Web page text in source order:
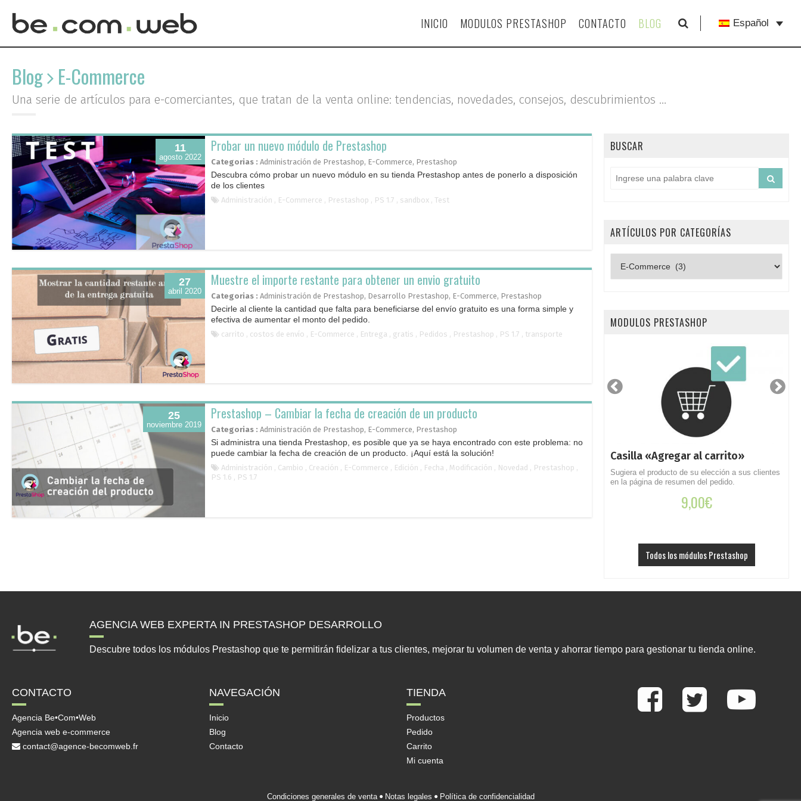
content
INICIO MODULOS PRESTASHOP CONTACTO BLOG Español
Blog E-Commerce
Una serie de artículos para e-comerciantes, que tratan de la venta online: tendencias, novedades, consejos, descubrimientos …
11
agosto 2022
Probar un nuevo módulo de Prestashop
Categorias : Administración de Prestashop, E-Commerce, Prestashop
Descubra cómo probar un nuevo módulo en su tienda Prestashop antes de ponerlo a disposición
de los clientes
Administración , E-Commerce , Prestashop , PS 1.7 , sandbox ,Test
27
abril 2020
Muestre el importe restante para obtener un envio gratuito
Categorias : Administración de Prestashop, Desarrollo Prestashop, E-Commerce, Prestashop
Decirle al cliente la cantidad que falta para beneficiarse del envío gratuito es una forma simple y
efectiva de aumentar el monto del pedido.
carrito , costos de envío , E-Commerce , Entrega , gratis , Pedidos , Prestashop , PS 1.7 , transporte
25
noviembre 2019
Prestashop – Cambiar la fecha de creación de un producto
Categorias : Administración de Prestashop, E-Commerce, Prestashop
Si administra una tienda Prestashop, es posible que ya se haya encontrado con este problema: no
puede cambiar la fecha de creación de un producto. ¡Aquí está la solución!
Administración , Cambio , Creación , E-Commerce , Edición , Fecha , Modificación , Novedad , Prestashop ,
PS 1.6 , PS 1.7
BUSCAR
ARTÍCULOS POR CATEGORÍAS
por
MODULOS PRESTASHOP
Todos los módulos Prestashop
Asesoramiento de producto por
cuestionario Avanzado
Backup de la base de datos por e-
mail
Casilla «Agregar al carrito»
Sugiera el producto de su elección a sus clientes
en la página de resumen del pedido.
9,00€
AGENCIA WEB EXPERTA IN PRESTASHOP DESARROLLO
Descubre todos los módulos Prestashop que te permitirán fidelizar a tus clientes, mejorar tu volumen de venta y ahorrar tiempo para gestionar tu tienda online.
CONTACTO
Agencia Be•Com•Web
Agencia web e-commerce
contact@agence-becomweb.fr
NAVEGACIÓN
Inicio
Blog
Contacto
TIENDA
Productos
Pedido
Carrito
Mi cuenta
Condiciones generales de venta Notas legales Política de confidencialidad